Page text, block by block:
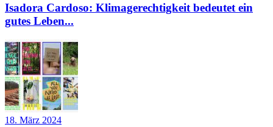
Isadora Cardoso: Klimagerechtigkeit bedeutet ein
gutes Leben...
18. März 2024